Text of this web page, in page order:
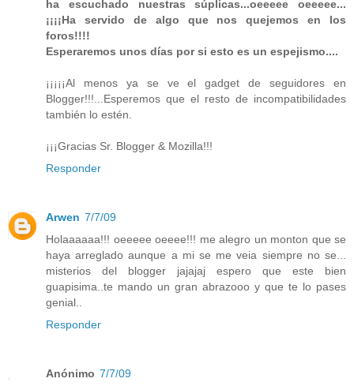
ha escuchado nuestras súplicas...oeeeee oeeeee...
¡¡¡¡Ha servido de algo que nos quejemos en los
foros!!!!
Esperaremos unos días por si esto es un espejismo....
¡¡¡¡¡Al menos ya se ve el gadget de seguidores en
Blogger!!!...Esperemos que el resto de incompatibilidades
también lo estén.
¡¡¡Gracias Sr. Blogger & Mozilla!!!
Responder
Arwen 7/7/09
Holaaaaaa!!! oeeeee oeeee!!! me alegro un monton que se
haya arreglado aunque a mi se me veia siempre no se...
misterios del blogger jajajaj espero que este bien
guapisima..te mando un gran abrazooo y que te lo pases
genial..
Responder
Anónimo 7/7/09